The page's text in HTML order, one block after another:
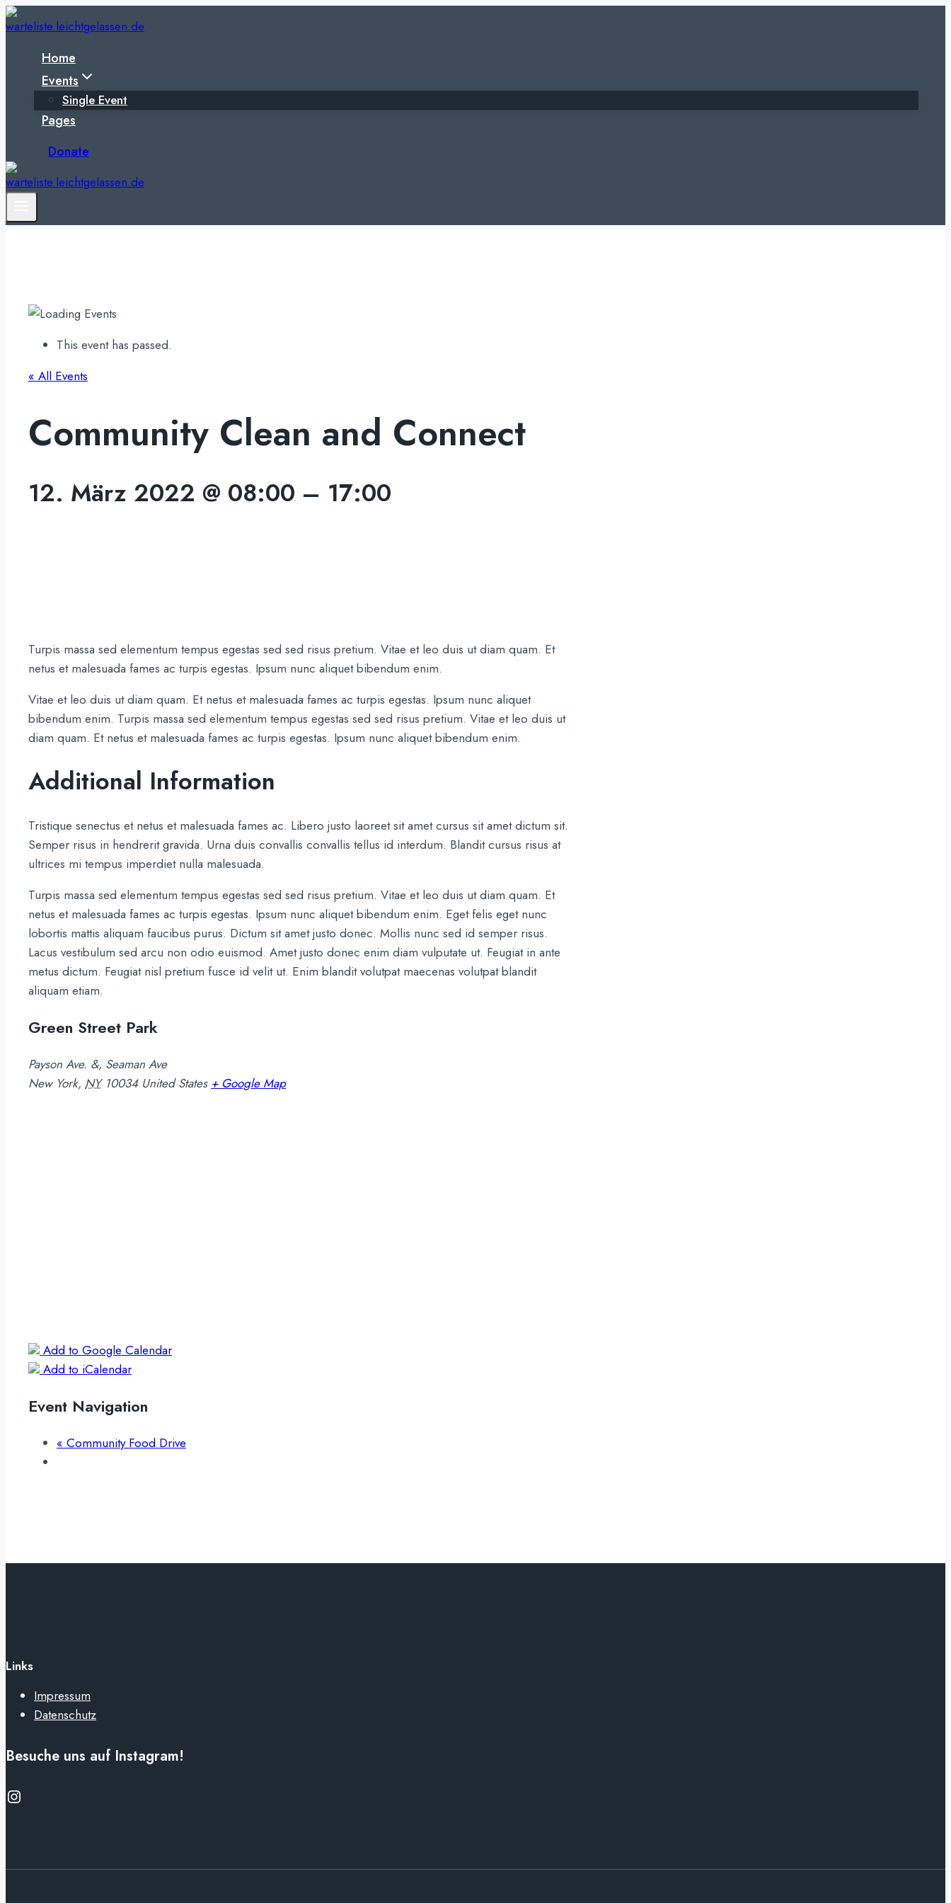
Zum
Inhalt
springenHome
Events
Single Event
Pages
Donate
This event has passed.
« All Events
Community Clean and Connect
12. März 2022 @ 08:00 – 17:00
Turpis massa sed elementum tempus egestas sed sed risus pretium. Vitae et leo duis ut diam quam. Et
netus et malesuada fames ac turpis egestas. Ipsum nunc aliquet bibendum enim.
Vitae et leo duis ut diam quam. Et netus et malesuada fames ac turpis egestas. Ipsum nunc aliquet
bibendum enim. Turpis massa sed elementum tempus egestas sed sed risus pretium. Vitae et leo duis ut
diam quam. Et netus et malesuada fames ac turpis egestas. Ipsum nunc aliquet bibendum enim.
Additional Information
Tristique senectus et netus et malesuada fames ac. Libero justo laoreet sit amet cursus sit amet dictum sit.
Semper risus in hendrerit gravida. Urna duis convallis convallis tellus id interdum. Blandit cursus risus at
ultrices mi tempus imperdiet nulla malesuada.
Turpis massa sed elementum tempus egestas sed sed risus pretium. Vitae et leo duis ut diam quam. Et
netus et malesuada fames ac turpis egestas. Ipsum nunc aliquet bibendum enim. Eget felis eget nunc
lobortis mattis aliquam faucibus purus. Dictum sit amet justo donec. Mollis nunc sed id semper risus.
Lacus vestibulum sed arcu non odio euismod. Amet justo donec enim diam vulputate ut. Feugiat in ante
metus dictum. Feugiat nisl pretium fusce id velit ut. Enim blandit volutpat maecenas volutpat blandit
aliquam etiam.
Green Street Park
Payson Ave. &, Seaman Ave
New York, NY 10034 United States + Google Map
Add to Google Calendar
Add to iCalendar
Event Navigation
« Community Food Drive
Links
Impressum
Datenschutz
Besuche uns auf Instagram!
Instagram